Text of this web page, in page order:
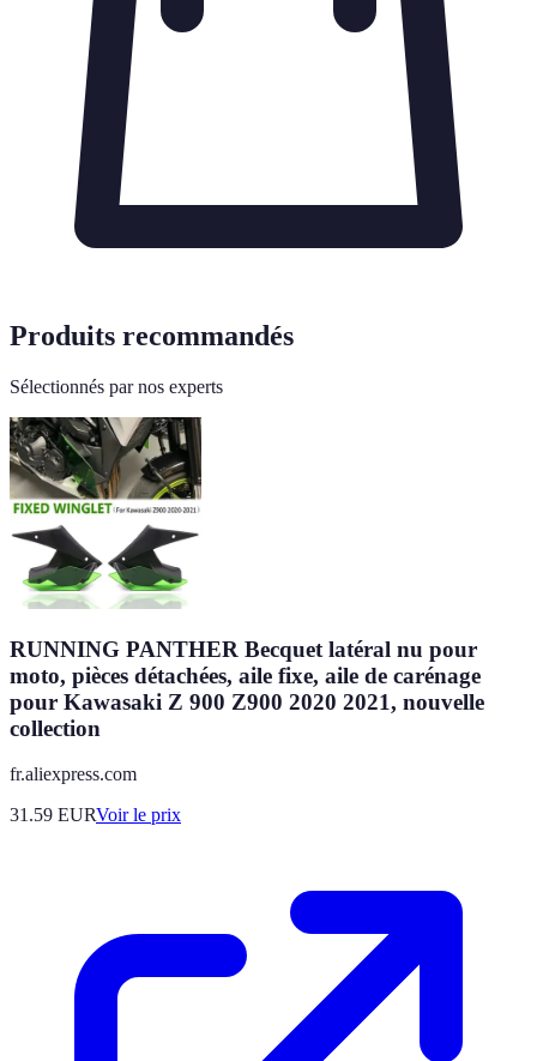
Produits recommandés
Sélectionnés par nos experts
RUNNING PANTHER Becquet latéral nu pour
moto, pièces détachées, aile fixe, aile de carénage
pour Kawasaki Z 900 Z900 2020 2021, nouvelle
collection
fr.aliexpress.com
31.59 EURVoir le prix